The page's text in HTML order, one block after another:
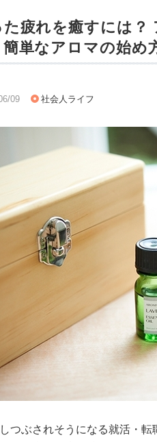
疲れを癒すには？
簡単なアロマの始め
09 社会人ライフ
つぶされそうになる就活・